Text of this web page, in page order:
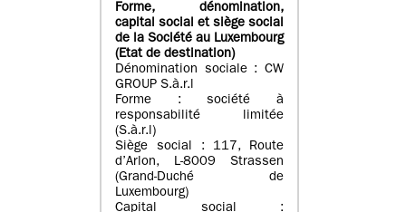
Forme, dénomination,
capital social et siège social
de la Société au Luxembourg
(Etat de destination)
Dénomination sociale : CW
GROUP S.à.r.l
Forme : société à
responsabilité limitée
(S.à.r.l)
Siège social : 117, Route
d’Arlon, L-8009 Strassen
(Grand-Duché de
Luxembourg)
Capital social :